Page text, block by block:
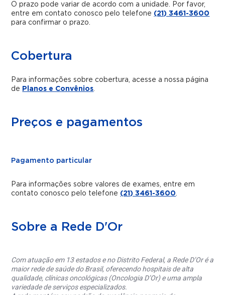
O prazo pode variar de acordo com a unidade. Por favor,
entre em contato conosco pelo telefone (21) 3461-3600
para confirmar o prazo.
Cobertura
Para informações sobre cobertura, acesse a nossa página
de Planos e Convênios.
Preços e pagamentos
Pagamento particular
Para informações sobre valores de exames, entre em
contato conosco pelo telefone (21) 3461-3600.
Sobre a Rede D'Or
Com atuação em 13 estados e no Distrito Federal, a Rede D’Or é a
maior rede de saúde do Brasil, oferecendo hospitais de alta
qualidade, clínicas oncológicas (Oncologia D’Or) e uma ampla
variedade de serviços especializados.